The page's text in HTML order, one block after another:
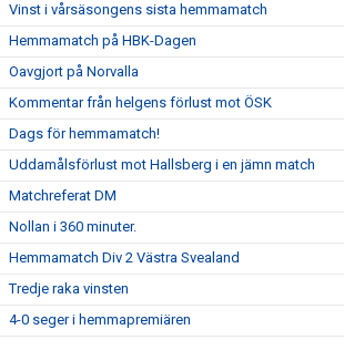
Vinst i vårsäsongens sista hemmamatch
Hemmamatch på HBK-Dagen
Oavgjort på Norvalla
Kommentar från helgens förlust mot ÖSK
Dags för hemmamatch!
Uddamålsförlust mot Hallsberg i en jämn match
Matchreferat DM
Nollan i 360 minuter.
Hemmamatch Div 2 Västra Svealand
Tredje raka vinsten
4-0 seger i hemmapremiären